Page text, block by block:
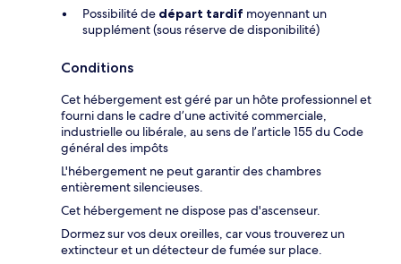
Possibilité de départ tardif moyennant un
supplément (sous réserve de disponibilité)
Conditions
Cet hébergement est géré par un hôte professionnel et
fourni dans le cadre d’une activité commerciale,
industrielle ou libérale, au sens de l’article 155 du Code
général des impôts
L'hébergement ne peut garantir des chambres
entièrement silencieuses.
Cet hébergement ne dispose pas d'ascenseur.
Dormez sur vos deux oreilles, car vous trouverez un
extincteur et un détecteur de fumée sur place.